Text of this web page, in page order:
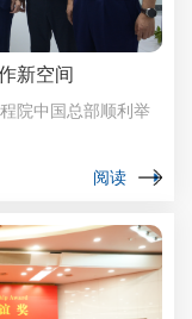
新空间
院中国总部顺利举
阅读